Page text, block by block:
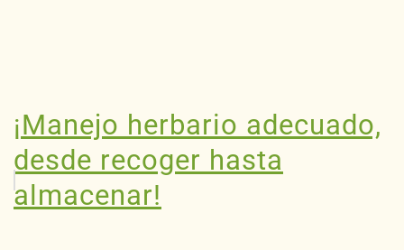
¡Manejo herbario adecuado,
desde recoger hasta
almacenar!